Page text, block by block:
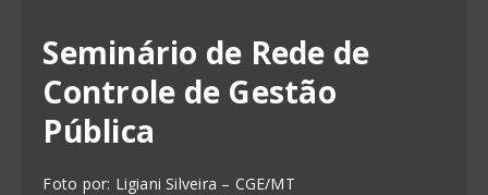
Seminário de Rede de
Controle de Gestão
Pública
Foto por: Ligiani Silveira – CGE/MT